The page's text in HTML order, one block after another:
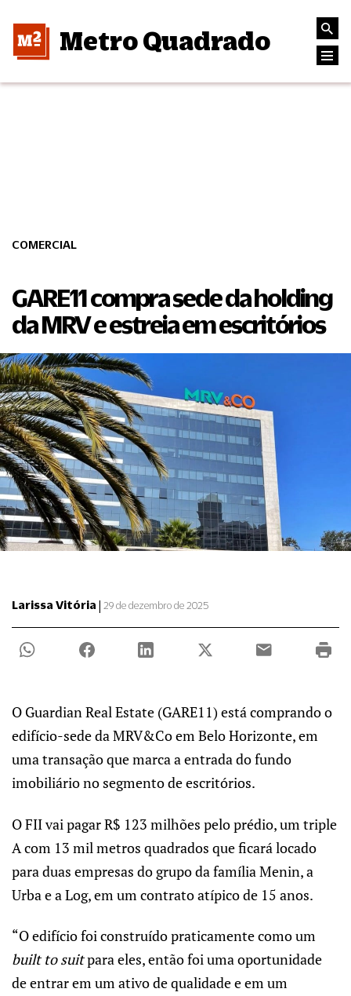
Metro Quadrado
COMERCIAL
GARE11 compra sede da holding
da MRV e estreia em escritórios
Larissa Vitória | 29 de dezembro de 2025
O Guardian Real Estate (GARE11) está comprando o
edifício-sede da MRV&Co em Belo Horizonte, em
uma transação que marca a entrada do fundo
imobiliário no segmento de escritórios.
O FII vai pagar R$ 123 milhões pelo prédio, um triple
A com 13 mil metros quadrados que ficará locado
para duas empresas do grupo da família Menin, a
Urba e a Log, em um contrato atípico de 15 anos.
“O edifício foi construído praticamente como um
built to suitpara eles, então foi uma oportunidade
de entrar em um ativo de qualidade e em um